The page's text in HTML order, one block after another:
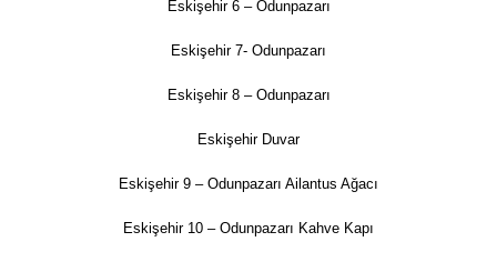
Eskişehir 6 – Odunpazarı
Eskişehir 7- Odunpazarı
Eskişehir 8 – Odunpazarı
Eskişehir Duvar
Eskişehir 9 – Odunpazarı Ailantus Ağacı
Eskişehir 10 – Odunpazarı Kahve Kapı